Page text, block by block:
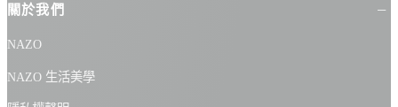
調香氛，都是營造舒心氛圍的最佳選擇，彷彿打開任意門、沈浸在自
為情境，前調釋放由依蘭、玫瑰、白麝香揉合的甜美花香調，彷彿走
進沐浴在夕陽午後、帶著陽光溫暖氣息的花園，接續檀香及雪松、輔
以丁香葉的辛香，為沈穩舒適的香氣注入一絲提振醒神，基調「琥
珀、廣藿香、佛手柑」延續香味餘韻。 巨石陣：木質菸草調 帶有一絲
關於我們
NAZO
NAZO 生活美學